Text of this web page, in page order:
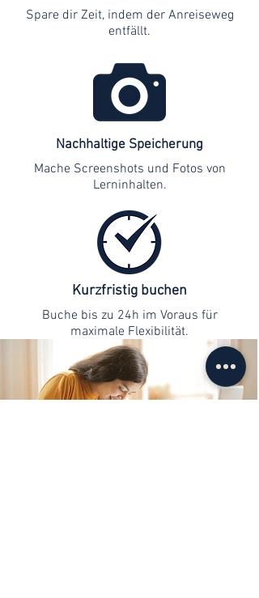
Spare dir Zeit, indem der Anreiseweg
entfällt.
Nachhaltige Speicherung
Mache Screenshots und Fotos von
Lerninhalten.
Kurzfristig buchen
Buche bis zu 24h im Voraus für
maximale Flexibilität.